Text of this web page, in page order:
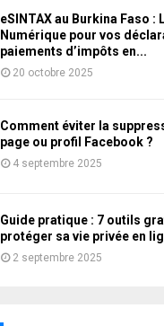
eSINTAX au Burkina Faso :
Numérique pour vos
paiements d’impôts en...
20 octobre 2025
Comment éviter la
page ou profil Facebook ?
4 septembre 2025
Guide pratique : 7 outils
protéger sa vie privée en
2 septembre 2025